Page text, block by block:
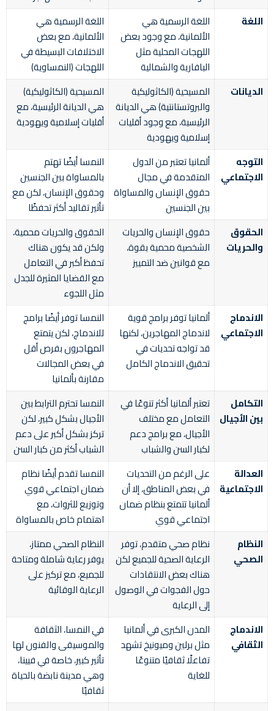
اللغة
اللغة الرسمية هي
الألمانية، مع وجود بعض
اللهجات المحلية مثل
البافارية والشمالية
اللغة الرسمية هي
الألمانية، مع بعض
الاختلافات البسيطة في
اللهجات (النمساوية)
الديانات
المسيحية (الكاثوليكية
والبروتستانتية) هي الديانة
الرئيسية، مع وجود أقليات
إسلامية ويهودية
المسيحية (الكاثوليكية)
هي الديانة الرئيسية، مع
أقليات إسلامية ويهودية
التوجه
الاجتماعي
ألمانيا تعتبر من الدول
المتقدمة في مجال
حقوق الإنسان والمساواة
بين الجنسين
النمسا أيضًا تهتم
بالمساواة بين الجنسين
وحقوق الإنسان، لكن مع
تأثير تقاليد أكثر تحفظًا
الحقوق
والحريات
حقوق الإنسان والحريات
الشخصية محمية بقوة،
مع قوانين ضد التمييز
الحقوق والحريات محمية،
ولكن قد يكون هناك
تحفظ أكبر في التعامل
مع القضايا المثيرة للجدل
مثل اللجوء
الاندماج
الاجتماعي
ألمانيا توفر برامج قوية
لاندماج المهاجرين، لكنها
قد تواجه تحديات في
تحقيق الاندماج الكامل
النمسا توفر أيضًا برامج
للاندماج، لكن يتمتع
المهاجرون بفرص أقل
في بعض المجالات
مقارنة بألمانيا
التكامل
بين الأجيال
تعتبر ألمانيا أكثر تنوعًا في
التعامل مع مختلف
الأجيال، مع برامج دعم
لكبار السن والشباب
النمسا تحترم الترابط بين
الأجيال بشكل كبير، لكن
تركز بشكل أكبر على دعم
الشباب أكثر من كبار السن
العدالة
الاجتماعية
على الرغم من التحديات
في بعض المناطق، إلا أن
ألمانيا تتمتع بنظام ضمان
اجتماعي قوي
النمسا تقدم أيضًا نظام
ضمان اجتماعي قوي
وتوزيع للثروات، مع
اهتمام خاص بالمساواة
النظام
الصحي
نظام صحي متقدم، توفر
الرعاية الصحية للجميع لكن
هناك بعض الانتقادات
حول الفجوات في الوصول
إلى الرعاية
النظام الصحي ممتاز،
يوفر رعاية شاملة ومتاحة
للجميع، مع تركيز على
الرعاية الوقائية
الاندماج
الثقافي
المدن الكبرى في ألمانيا
مثل برلين وميونيخ تشهد
تفاعلًا ثقافيًا متنوعًا
للغاية
في النمسا، الثقافة
والموسيقى والفنون لها
تأثير كبير، خاصة في فيينا،
وهي مدينة نابضة بالحياة
ثقافيًا